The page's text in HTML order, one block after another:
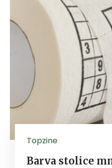
Topzine
Barva stolice